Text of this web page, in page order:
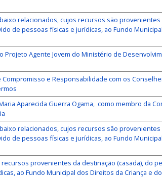
relacionados, cujos recursos são
de pessoas físicas e jurídicas, ao Fundo
Projeto Agente Jovem do Ministério de
e Responsabilidade com os
Aparecida Guerra Ogama, como membro da
relacionados, cujos recursos são
de pessoas físicas e jurídicas, ao Fundo
provenientes da destinação (casada), do
ao Fundo Municipal dos Direitos da Criança e